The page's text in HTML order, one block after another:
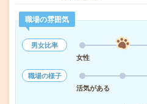
職場の雰囲気
男女比率
女性
職場の様子
活気がある